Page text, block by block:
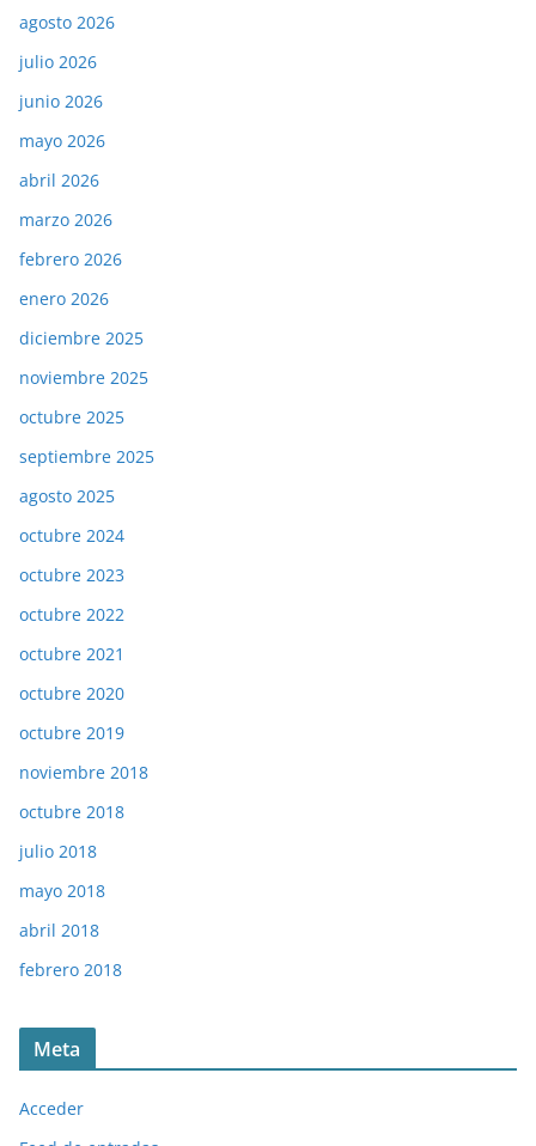
agosto 2026
julio 2026
junio 2026
mayo 2026
abril 2026
marzo 2026
febrero 2026
enero 2026
diciembre 2025
noviembre 2025
octubre 2025
septiembre 2025
agosto 2025
octubre 2024
octubre 2023
octubre 2022
octubre 2021
octubre 2020
octubre 2019
noviembre 2018
octubre 2018
julio 2018
mayo 2018
abril 2018
febrero 2018
Meta
Acceder